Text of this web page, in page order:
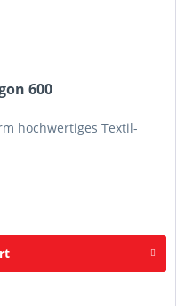
600
hochwertiges Textil-